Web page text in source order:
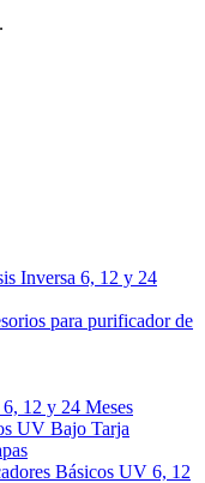
Inversa 6, 12 y 24
para purificador de
12 y 24 Meses
UV Bajo Tarja
Básicos UV 6, 12